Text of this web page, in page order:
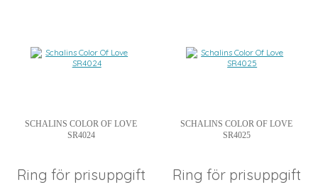
SCHALINS COLOR OF LOVE
SR4024
Ring för prisuppgift
SCHALINS COLOR OF LOVE
SR4025
Ring för prisuppgift